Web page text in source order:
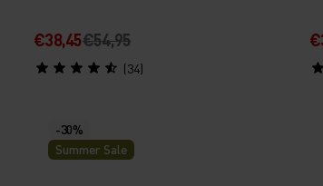
€38,45€54,95
(34)
-30%
Summer Sale